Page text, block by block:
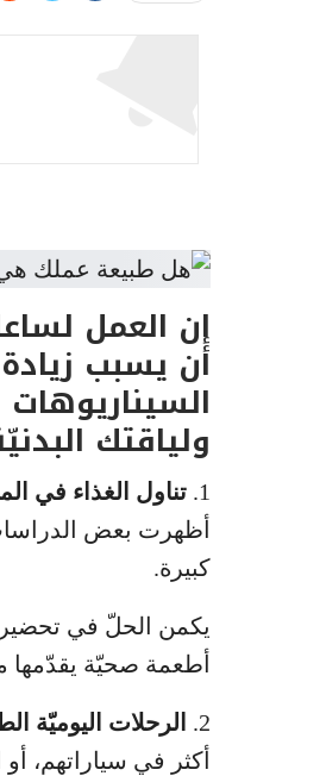
إن العمل
أن يسبب
ولياقتك
1. تناول الغذاء في
أظهرت بعض
كبيرة.
يكمن الحلّ في تحضير
أطعمة صحيّة
2. الرحلات اليوميّة
أكثر في سياراتهم،